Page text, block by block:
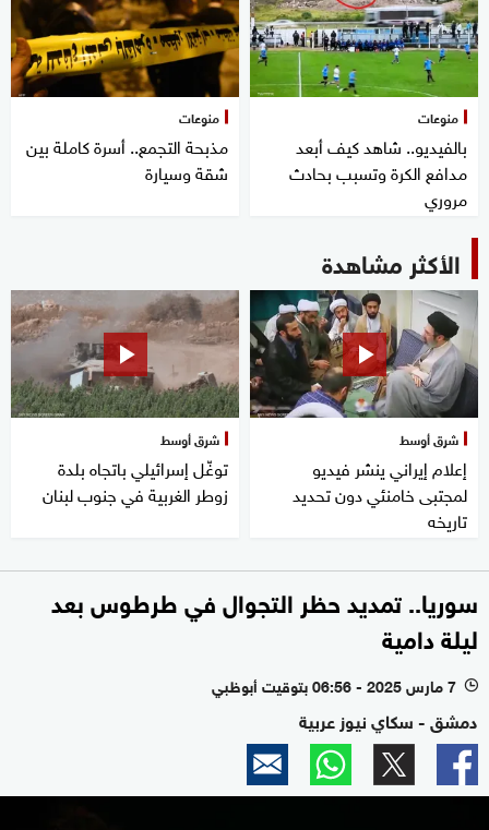
منوعات
بالفيديو.. شاهد كيف أبعد
مدافع الكرة وتسبب بحادث
مروري
منوعات
مذبحة التجمع.. أسرة كاملة بين
شقة وسيارة
الأكثر مشاهدة
شرق أوسط
إعلام إيراني ينشر فيديو
لمجتبى خامنئي دون تحديد
تاريخه
شرق أوسط
توغّل إسرائيلي باتجاه بلدة
زوطر الغربية في جنوب لبنان
سوريا.. تمديد حظر التجوال في طرطوس بعد
ليلة دامية
l 7 مارس 2025 - 06:56 بتوقيت أبوظبي
دمشق - سكاي نيوز عربية